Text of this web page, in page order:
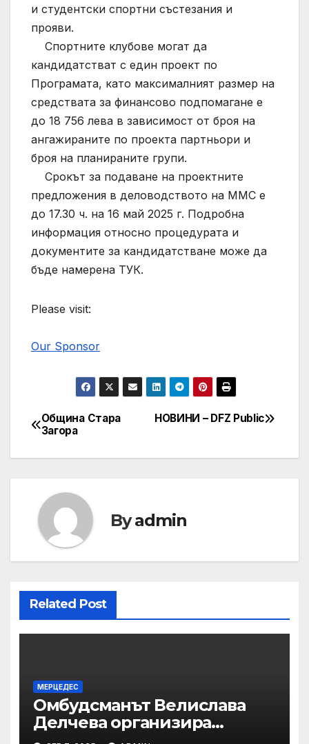
и студентски спортни състезания и
прояви.
Спортните клубове могат да
кандидатстват с един проект по
Програмата, като максималният размер на
средствата за финансово подпомагане е
до 18 756 лева в зависимост от броя на
ангажираните по проекта партньори и
броя на планираните групи.
Срокът за подаване на проектните
предложения в деловодството на ММС е
до 17.30 ч. на 16 май 2025 г. Подробна
информация относно процедурата и
документите за кандидатстване може да
бъде намерена ТУК.
Please visit:
Our Sponsor
Post
navigation
НОВИНИ – DFZ Public
Община Стара
Загора
Byadmin
Related Post
МЕРЦЕДЕС
Омбудсманът Велислава
Делчева организира
изслушване на